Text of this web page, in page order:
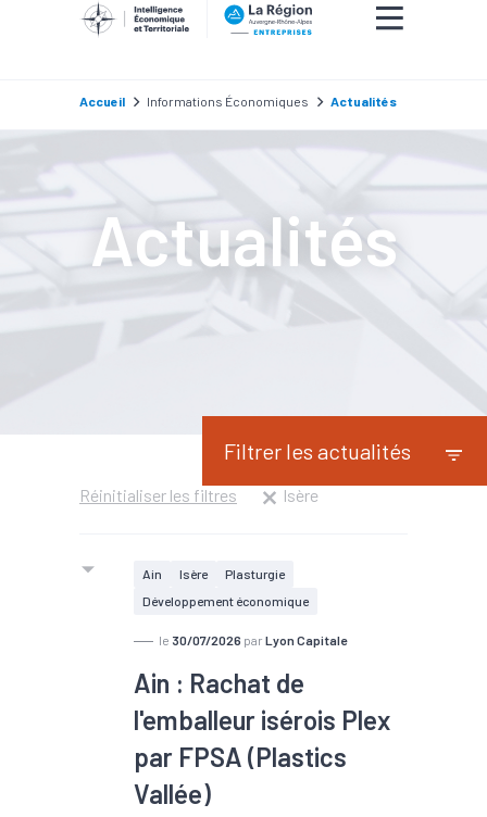
Accueil Informations Économiques Actualités
Actualités
Filtrer les actualités
Réinitialiser les filtres Isère
Ain Isère
Plasturgie
Développement économique
le 30/07/2026 par Lyon Capitale
Ain : Rachat de
l'emballeur isérois Plex
par FPSA (Plastics
Vallée)